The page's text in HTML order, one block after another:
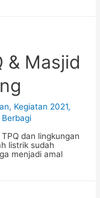
& Masjid
, Kegiatan 2021,
Berbagi
dan lingkungan
listrik sudah
menjadi amal